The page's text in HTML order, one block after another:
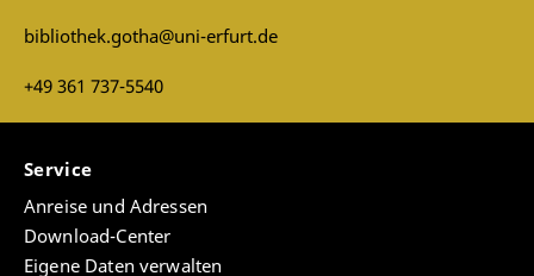
bibliothek.gotha@uni-erfurt.de
+49 361 737-5540
Service
Anreise und Adressen
Download-Center
Eigene Daten verwalten